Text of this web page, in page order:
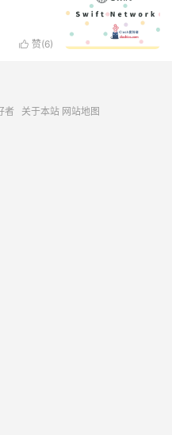
 赞(6)
者 关于本站 网站地图